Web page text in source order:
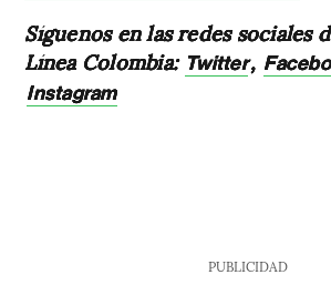
Síguenos en las redes sociales
Línea Colombia: Twitter,
Instagram
PUBLICIDAD